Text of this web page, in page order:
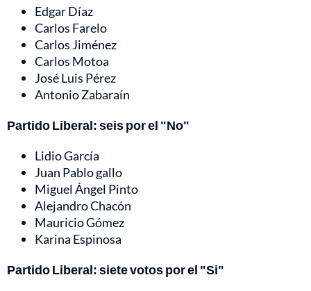
Edgar Díaz
Carlos Farelo
Carlos Jiménez
Carlos Motoa
José Luis Pérez
Antonio Zabaraín
Partido Liberal: seis por el "No"
Lidio García
Juan Pablo gallo
Miguel Ángel Pinto
Alejandro Chacón
Mauricio Gómez
Karina Espinosa
Partido Liberal: siete votos por el "Si"